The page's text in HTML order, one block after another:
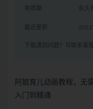
有效期 永久
最近更新 2022
下载遇到问题？可联系客
阿姐育儿动画教程，无
入门到精通